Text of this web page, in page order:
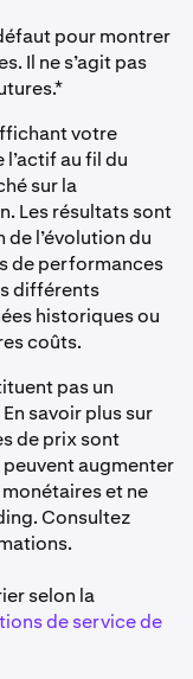
pour montrer
Il ne s’agit pas
votre
au fil du
sur la
Les résultats sont
l’évolution du
de performances
différents
historiques ou
coûts.
pas un
savoir plus sur
de prix sont
augmenter
et ne
Consultez
selon la
de service de